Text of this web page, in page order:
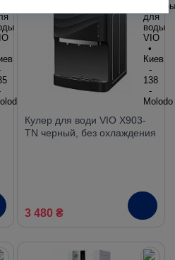
Кулер для води VIO X903-
TN черный, без охлаждения
3 480 ₴